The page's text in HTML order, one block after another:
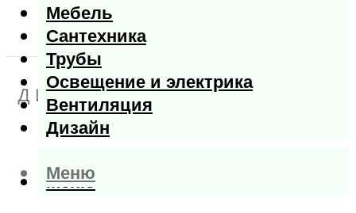
Мебель
Сантехника
Трубы
Освещение и электрика
Вентиляция
Дизайн
Меню
Меню